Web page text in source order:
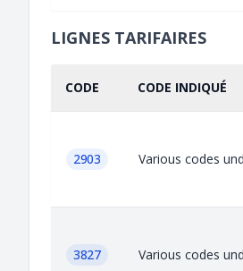
LIGNES TARIFAIRES
CODE CODE INDIQUÉ
2903 Various codes
3827 Various codes